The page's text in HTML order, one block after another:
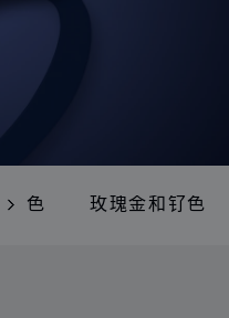
黑色 玫瑰金和钌色